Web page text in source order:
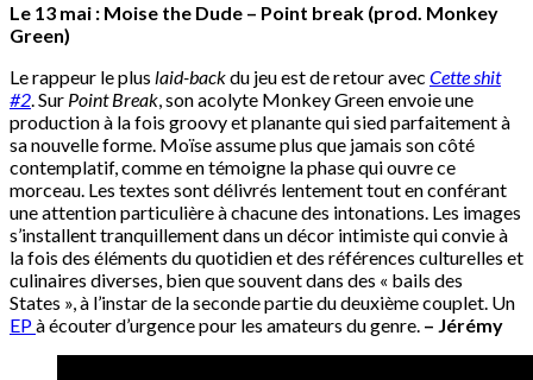
Le 13 mai : Moise the Dude – Point break (prod. Monkey
Green)
Le rappeur le plus laid-backdu jeu est de retour avec Cette shit
#2. Sur Point Break, son acolyte Monkey Green envoie une
production à la fois groovy et planante qui sied parfaitement à
sa nouvelle forme. Moïse assume plus que jamais son côté
contemplatif, comme en témoigne la phase qui ouvre ce
morceau. Les textes sont délivrés lentement tout en conférant
une attention particulière à chacune des intonations. Les images
s’installent tranquillement dans un décor intimiste qui convie à
la fois des éléments du quotidien et des références culturelles et
culinaires diverses, bien que souvent dans des « bails des
States », à l’instar de la seconde partie du deuxième couplet. Un
EPà écouter d’urgence pour les amateurs du genre. – Jérémy